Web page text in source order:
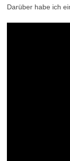
Darüber habe ich